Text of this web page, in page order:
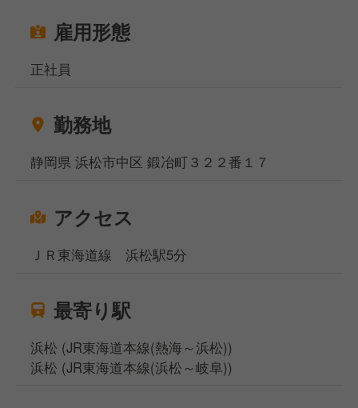
雇用形態
正社員
勤務地
静岡県 浜松市中区 鍛冶町３２２番１７
アクセス
ＪＲ東海道線 浜松駅5分
最寄り駅
浜松 (JR東海道本線(熱海～浜松))
浜松 (JR東海道本線(浜松～岐阜))